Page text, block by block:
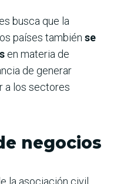
busca que la
países también se
en materia de
de generar
a los sectores
negocios
la asociación civil